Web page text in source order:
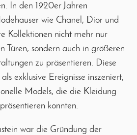
In den 1920er Jahren
wie Chanel, Dior und
Kollektionen nicht mehr nur
Türen, sondern auch in größeren
zu präsentieren. Diese
exklusive Ereignisse inszeniert,
Models, die die Kleidung
konnten.
war die Gründung der